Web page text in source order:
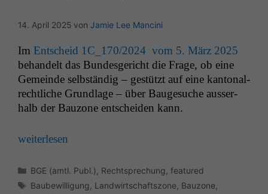
14. April 2025 von Jamie Lee Mancini
Im Entscheid 1C_170/2024 vom 5. März 2025
behan­delt das Bun­des­gericht die Frage, ob eine
Gemeinde selb­ständig – gestützt auf eine kan­ton­al­
rechtliche Grund­lage – über Bauge­suche ausser­
halb der Bau­zone entschei­den kann.
weit­er­lesen
Kategorien
BGE (amtl. Publ.) Rechtsprechung ,featured
Schlagwörter
Baubewilligung Landwirtschaftszone Bauzone
Notwendige